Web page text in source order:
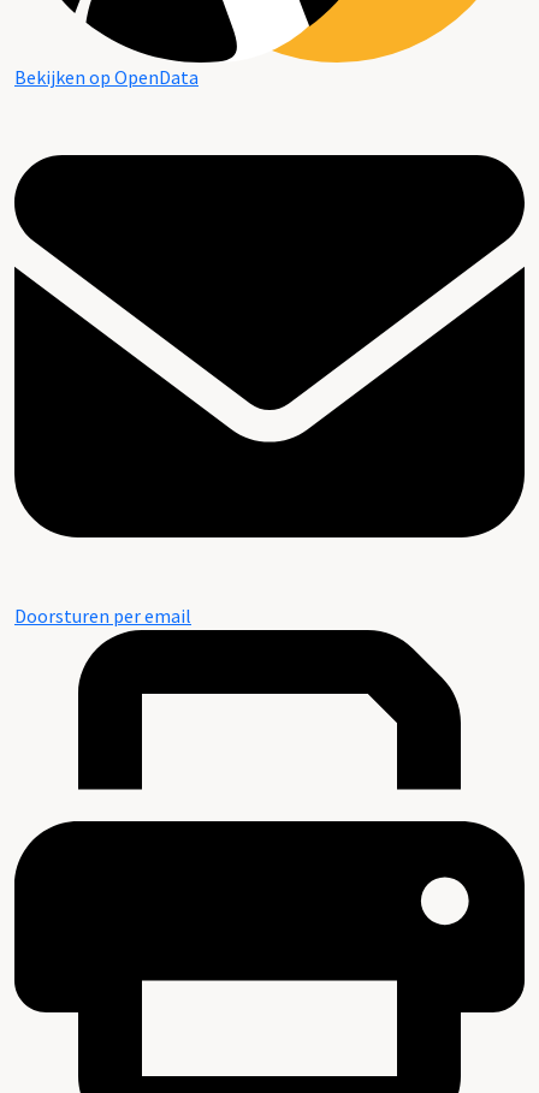
Bekijken op OpenData
Doorsturen per email